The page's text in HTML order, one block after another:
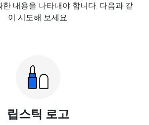
한 내용을 나타내야 합니다. 다음과 같
이 시도해 보세요.
립스틱 로고